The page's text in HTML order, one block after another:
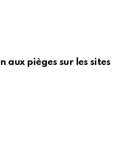
aux pièges sur les sites